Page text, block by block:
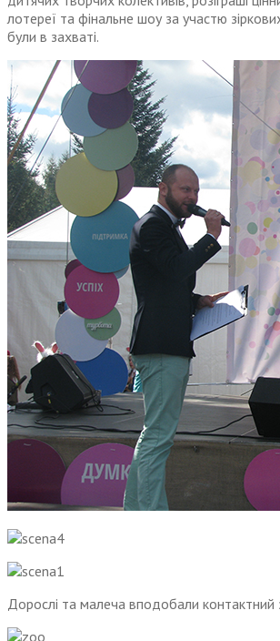
лотереї та фінальне шоу за участю
були в захваті.
Дорослі та малеча вподобали контактний